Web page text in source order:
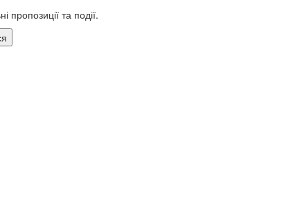
та події.